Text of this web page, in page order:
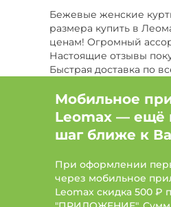
Цвет Синий, Стиль
Цвет Синий, Вид застежки
свободная модель
Цвет Коричневый
Цвет Коричневый, Сезон
Цвет Коричневый, Размер
Демисезон
Бежевые женские
размера купить в
ценам! Огромный
Настоящие отзывы
Быстрая доставка по
Мобильное
Leomax — ещё
шаг ближе к
При оформлении
через мобильное
Leomax скидка 500 ₽